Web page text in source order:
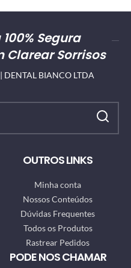
Segura
Clarear Sorrisos
BIANCO LTDA
OUTROS LINKS
Minha conta
Nossos Conteúdos
Dúvidas Frequentes
Todos os Produtos
Rastrear Pedidos
PODE NOS CHAMAR